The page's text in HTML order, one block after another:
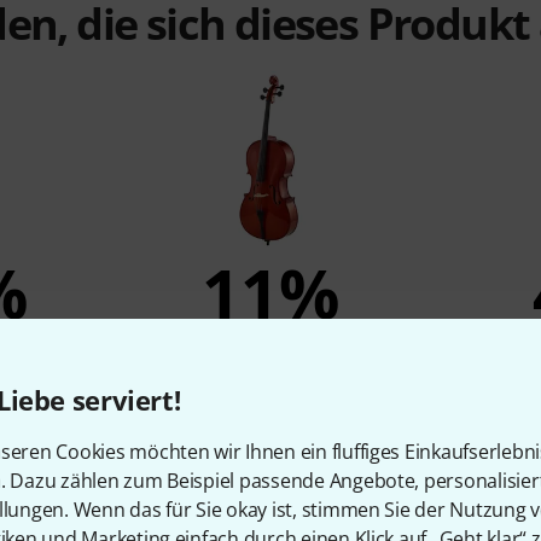
serviert!
Cookies möchten wir Ihnen ein fluffiges
Dazu zählen zum Beispiel passende Angebote,
Wenn das für Sie okay ist, stimmen Sie der Nutzung
die sich dieses
Set 4/4
11%
Roth & Junius RJC Cello Set 4/4